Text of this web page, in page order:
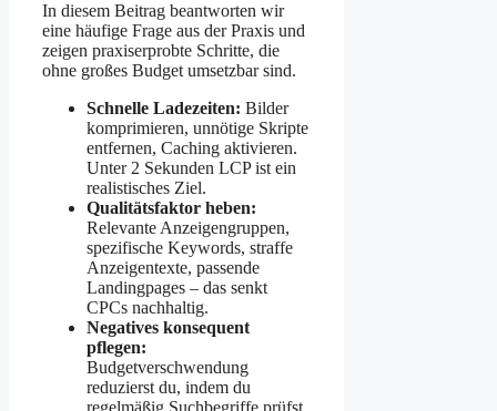
In diesem Beitrag beantworten wir
eine häufige Frage aus der Praxis und
zeigen praxiserprobte Schritte, die
ohne großes Budget umsetzbar sind.
Schnelle Ladezeiten: Bilder
komprimieren, unnötige Skripte
entfernen, Caching aktivieren.
Unter 2 Sekunden LCP ist ein
realistisches Ziel.
Qualitätsfaktor heben:
Relevante Anzeigengruppen,
spezifische Keywords, straffe
Anzeigentexte, passende
Landingpages – das senkt
CPCs nachhaltig.
Negatives konsequent
pflegen:
Budgetverschwendung
reduzierst du, indem du